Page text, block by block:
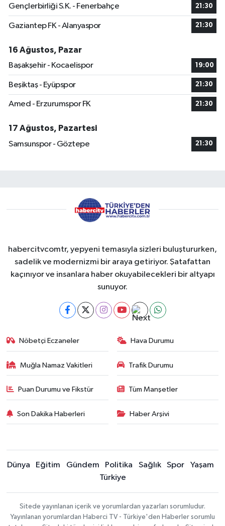
Gençlerbirliği S.K. - Fenerbahçe 21:30
Gaziantep FK - Alanyaspor 21:30
16 Ağustos, Pazar
Başakşehir - Kocaelispor
19:00
Beşiktaş - Eyüpspor 21:30
Amed - Erzurumspor FK 21:30
17 Ağustos, Pazartesi
Samsunspor - Göztepe
21:30
habercitvcomtr, yepyeni temasıyla sizleri buluştururken,
sadelik ve modernizmi bir araya getiriyor. Şatafattan
kaçınıyor ve insanlara haber okuyabilecekleri bir altyapı
sunuyor.
Nöbetçi Eczaneler Hava Durumu
Muğla Namaz Vakitleri Trafik Durumu
Puan Durumu ve Fikstür Tüm Manşetler
Son Dakika Haberleri Haber Arşivi
Dünya Eğitim Gündem Politika Sağlık Spor
Yaşam
Türkiye
Sitede yayınlanan içerik ve yorumlardan yazarları sorumludur.
Yayınlanan yorumlardan Haberci TV - Türkiye'den Haberler sorumlu